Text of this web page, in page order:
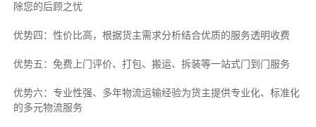
除您的后顾之忧
优势四：性价比高，根据货主需求分析结合优质的服务透明收费
优势五：免费上门评价、打包、搬运、拆装等一站式门到门服务
优势六：专业性强、多年物流运输经验为货主提供专业化、标准化
的多元物流服务